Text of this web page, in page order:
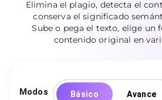
Elimina el plagio, detecta el
conserva el significado
Sube o pega el texto, elige un
contenido original en
Modos Básico Avance